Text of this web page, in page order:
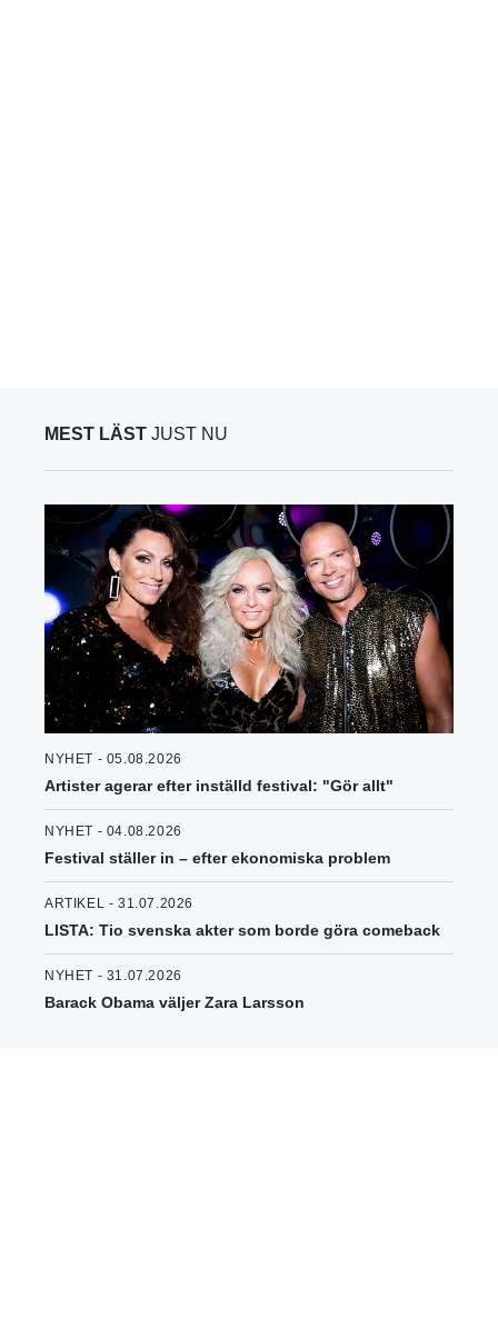
MEST LÄST JUST NU
NYHET - 05.08.2026
Artister agerar efter inställd festival: "Gör allt"
NYHET - 04.08.2026
Festival ställer in – efter ekonomiska problem
ARTIKEL - 31.07.2026
LISTA: Tio svenska akter som borde göra comeback
NYHET - 31.07.2026
Barack Obama väljer Zara Larsson